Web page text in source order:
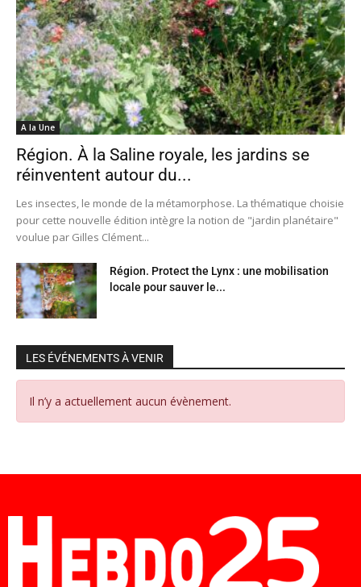
A la Une
Région. À la Saline royale, les jardins se
réinventent autour du...
Les insectes, le monde de la métamorphose. La thématique choisie
pour cette nouvelle édition intègre la notion de "jardin planétaire"
voulue par Gilles Clément...
Région. Protect the Lynx : une mobilisation
locale pour sauver le...
LES ÉVÉNEMENTS À VENIR
Il n’y a actuellement aucun évènement.